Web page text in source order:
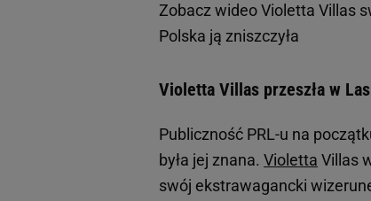
Zobacz wideoVioletta Villas
Polska ją zniszczyła
Violetta Villas przeszła w
Publiczność PRL-u na
była jej znana. Violetta Villas
swój ekstrawagancki